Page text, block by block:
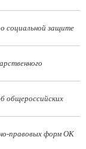
социальной защите
общероссийских
правовых форм ОК